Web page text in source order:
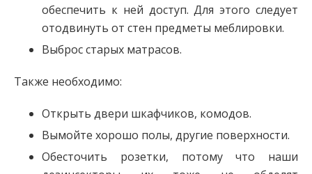
обеспечить к ней доступ. Для этого следует
отодвинуть от стен предметы меблировки.
Выброс старых матрасов.
Также необходимо:
Открыть двери шкафчиков, комодов.
Вымойте хорошо полы, другие поверхности.
Обесточить розетки, потому что наши